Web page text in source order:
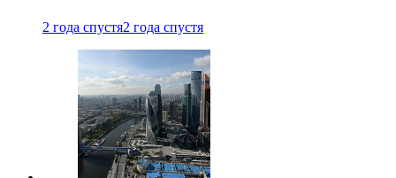
2 года спустя2 года спустя